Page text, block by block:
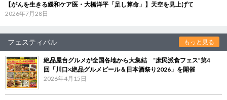
【がんを生きる緩和ケア医・大橋洋平「足し算命」】天空を見上げて
2026年7月28日
フェスティバル もっと見る
絶品屋台グルメが全国各地から大集結 “庶民派食フェス”第4
回「川口×絶品グルメビール＆日本酒祭り2026」を開催
2026年4月15日